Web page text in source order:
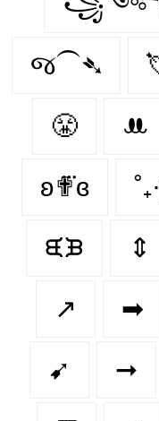
જ⁀➴
😤 ꔚ
ʚ✟⃛ɞ
ᙙᙖ ⇕
↗️ ➡
➹ ➞